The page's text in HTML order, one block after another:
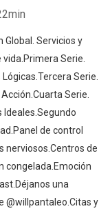
mi voz no solo
de Podcasters e
este podcast, han
por parte del iOski
las secciones de
y, muy
vuelva a ser la
Servicios y
Serie.
Serie.
Serie.
Ideales.Segundo
de control
nerviosos.Centros de
congelada.Emoción
una
@willpantaleo.Citas y